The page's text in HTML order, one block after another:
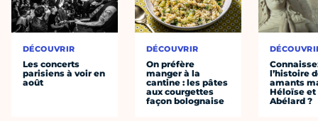
DÉCOUVRIR
Les concerts
parisiens à voir en
août
DÉCOUVRIR
On préfère
manger à la
cantine : les pâtes
aux courgettes
façon bolognaise
l’histoire
amants
Héloïse et
Abélard ?